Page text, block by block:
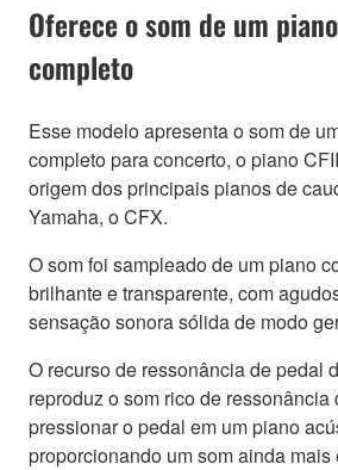
Oferece o som de um
completo
Esse modelo apresenta o som de
completo para concerto, o piano
origem dos principais pianos de
Yamaha, o CFX.
O som foi sampleado de um piano
brilhante e transparente, com
sensação sonora sólida de modo
O recurso de ressonância de pedal
reproduz o som rico de
pressionar o pedal em um piano
proporcionando um som ainda mais